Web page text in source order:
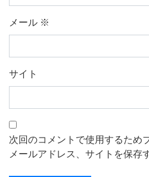
メール ※
サイト
次回のコメントで使用するため
メールアドレス、サイトを保存